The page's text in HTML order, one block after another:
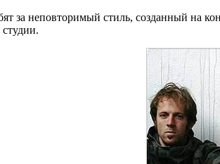
за неповторимый стиль, созданный на